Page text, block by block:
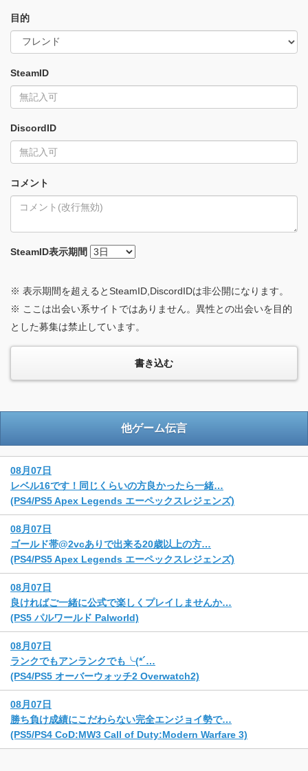
目的
SteamID
DiscordID
コメント
SteamID表示期間
※ 表示期間を超えるとSteamID,DiscordIDは非公開になります。
※ ここは出会い系サイトではありません。異性との出会いを目的
とした募集は禁止しています。
他ゲーム伝言
08月07日
レベル16です！同じくらいの方良かったら一緒…
(PS4/PS5 Apex Legends エーペックスレジェンズ)
08月07日
ゴールド帯@2vcありで出来る20歳以上の方…
(PS4/PS5 Apex Legends エーペックスレジェンズ)
08月07日
良ければご一緒に公式で楽しくプレイしませんか…
(PS5 パルワールド Palworld)
08月07日
ランクでもアンランクでも╰(*´…
(PS4/PS5 オーバーウォッチ2 Overwatch2)
08月07日
勝ち負け成績にこだわらない完全エンジョイ勢で…
(PS5/PS4 CoD:MW3 Call of Duty:Modern Warfare 3)